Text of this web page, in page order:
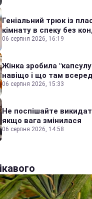
Геніальний трюк із
кімнату в спеку без
06 серпня 2026, 16:19
Жінка зробила
навіщо і що там
06 серпня 2026, 15:33
Не поспішайте
якщо вага змінилася
06 серпня 2026, 14:58